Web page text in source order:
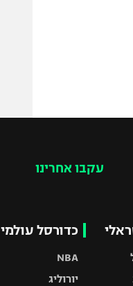
עקבו אחרינו
כדורסל עולמי
NBA
יורוליג